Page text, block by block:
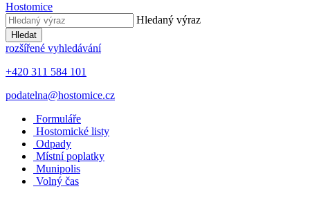
Hostomice
Hledaný výraz
Hledat
rozšířené vyhledávání
+420 311 584 101
podatelna@hostomice.cz
Formuláře
Hostomické listy
Odpady
Místní poplatky
Munipolis
Volný čas